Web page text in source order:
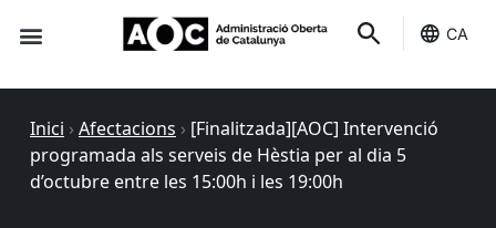
CA
Inici › Afectacions › [Finalitzada][AOC] Intervenció
programada als serveis de Hèstia per al dia 5
d’octubre entre les 15:00h i les 19:00h